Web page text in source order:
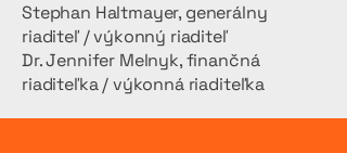
Stephan Haltmayer, generálny
riaditeľ / výkonný riaditeľ
Dr. Jennifer Melnyk, finančná
riaditeľka / výkonná riaditeľka